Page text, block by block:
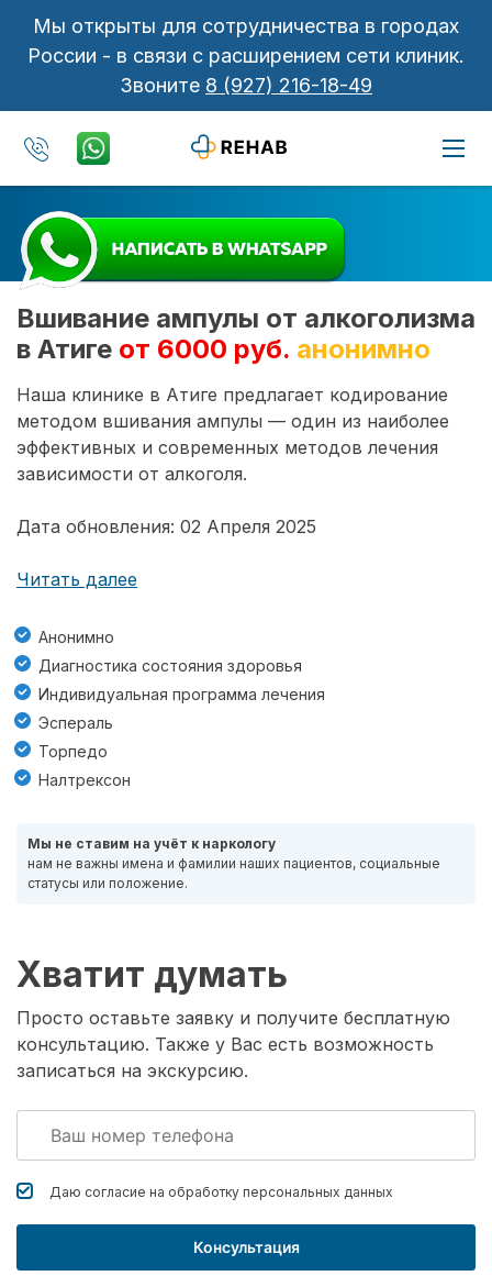
Мы открыты для сотрудничества в городах
России - в связи с расширением сети клиник.
Звоните 8 (927) 216-18-49
Вшивание ампулы от алкоголизма
в Атиге от 6000 руб. анонимно
Наша клинике в Атиге предлагает кодирование
методом вшивания ампулы — один из наиболее
эффективных и современных методов лечения
зависимости от алкоголя.
Дата обновления: 02 Апреля 2025
Читать далее
Анонимно
Диагностика состояния здоровья
Индивидуальная программа лечения
Эспераль
Торпедо
Налтрексон
Мы не ставим на учёт к наркологу
нам не важны имена и фамилии наших пациентов, социальные
статусы или положение.
Хватит думать
Просто оставьте заявку и получите бесплатную
консультацию. Также у Вас есть возможность
записаться на экскурсию.
Даю согласие на обработку персональных данных
Консультация